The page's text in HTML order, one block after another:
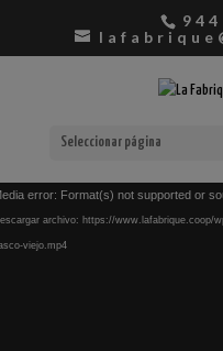
Seleccionar página
Reproductor
de
vídeo
error: Format(s) not supported or
archivo: https://www.lafabrique.coop/
viejo.mp4